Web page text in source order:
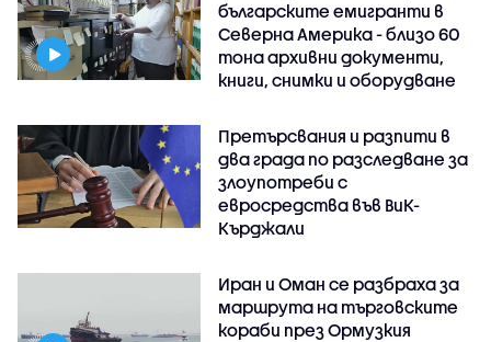
българските емигранти в
Северна Америка - близо 60
тона архивни документи,
книги, снимки и оборудване
Претърсвания и разпити в
два града по разследване за
злоупотреби с
евросредства във ВиК-
Кърджали
Иран и Оман се разбраха за
маршрута на търговските
кораби през Ормузкия